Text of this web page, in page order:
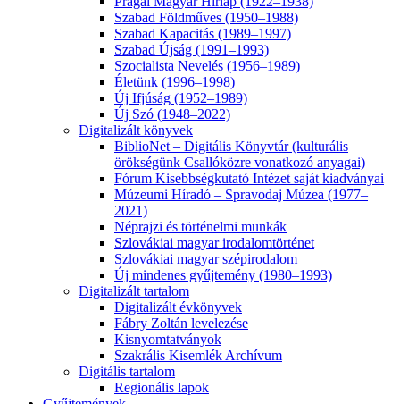
Szabad Földműves (1950–1988)
Szabad Kapacitás (1989–1997)
Szabad Újság (1991–1993)
Szocialista Nevelés (1956–1989)
Életünk (1996–1998)
Új Ifjúság (1952–1989)
Új Szó (1948–2022)
Digitalizált könyvek
BiblioNet – Digitális Könyvtár (kulturális
örökségünk Csallóközre vonatkozó anyagai)
Fórum Kisebbségkutató Intézet saját kiadványai
Múzeumi Híradó – Spravodaj Múzea (1977–
2021)
Néprajzi és történelmi munkák
Szlovákiai magyar irodalomtörténet
Szlovákiai magyar szépirodalom
Új mindenes gyűjtemény (1980–1993)
Digitalizált tartalom
Digitalizált évkönyvek
Fábry Zoltán levelezése
Kisnyomtatványok
Szakrális Kisemlék Archívum
Digitális tartalom
Regionális lapok